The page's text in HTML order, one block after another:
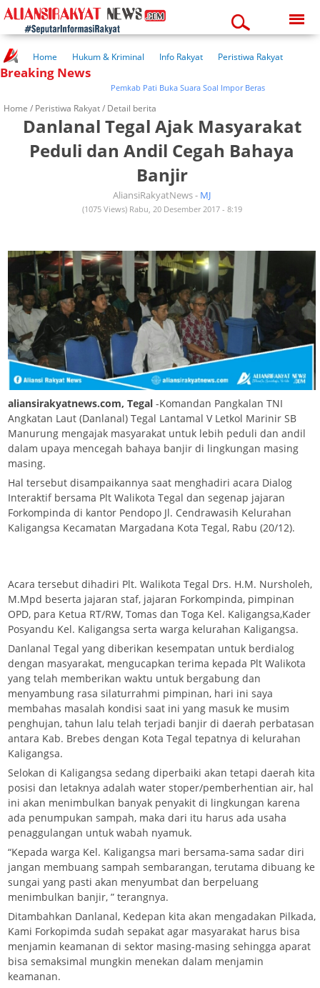
11:33:40 pm
Home Hukum & Kriminal Info Rakyat
Peristiwa Rakyat
Kuliner Rakyat
Wisata Rakyat
Kesehatan
Breaking News
Pemkab Pati Buka Suara Soal Impor Beras
Home / Peristiwa Rakyat/ Detail berita
Danlanal Tegal Ajak Masyarakat
Peduli dan Andil Cegah Bahaya
Banjir
AliansiRakyatNews - MJ
(1075 Views) Rabu, 20 Desember 2017 - 8:19
aliansirakyatnews.com, Tegal -Komandan Pangkalan TNI
Angkatan Laut (Danlanal) Tegal Lantamal V Letkol Marinir SB
Manurung mengajak masyarakat untuk lebih peduli dan andil
dalam upaya mencegah bahaya banjir di lingkungan masing
masing.
Hal tersebut disampaikannya saat menghadiri acara Dialog
Interaktif bersama Plt Walikota Tegal dan segenap jajaran
Forkompinda di kantor Pendopo Jl. Cendrawasih Kelurahan
Kaligangsa Kecamatan Margadana Kota Tegal, Rabu (20/12).
Acara tersebut dihadiri Plt. Walikota Tegal Drs. H.M. Nursholeh,
M.Mpd beserta jajaran staf, jajaran Forkompinda, pimpinan
OPD, para Ketua RT/RW, Tomas dan Toga Kel. Kaligangsa,Kader
Posyandu Kel. Kaligangsa serta warga kelurahan Kaligangsa.
Danlanal Tegal yang diberikan kesempatan untuk berdialog
dengan masyarakat, mengucapkan terima kepada Plt Walikota
yang telah memberikan waktu untuk bergabung dan
menyambung rasa silaturrahmi pimpinan, hari ini saya
membahas masalah kondisi saat ini yang masuk ke musim
penghujan, tahun lalu telah terjadi banjir di daerah perbatasan
antara Kab. Brebes dengan Kota Tegal tepatnya di kelurahan
Kaligangsa.
Selokan di Kaligangsa sedang diperbaiki akan tetapi daerah kita
posisi dan letaknya adalah water stoper/pemberhentian air, hal
ini akan menimbulkan banyak penyakit di lingkungan karena
ada penumpukan sampah, maka dari itu harus ada usaha
penaggulangan untuk wabah nyamuk.
“Kepada warga Kel. Kaligangsa mari bersama-sama sadar diri
jangan membuang sampah sembarangan, terutama dibuang ke
sungai yang pasti akan menyumbat dan berpeluang
menimbulkan banjir, ” terangnya.
Ditambahkan Danlanal, Kedepan kita akan mengadakan Pilkada,
Kami Forkopimda sudah sepakat agar masyarakat harus bisa
menjamin keamanan di sektor masing-masing sehingga aparat
bisa semaksimal mungkin menekan dalam menjamin
keamanan.